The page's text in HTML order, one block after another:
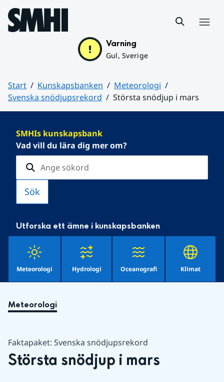
Hoppa till sidans innehåll
Varning
Gul, Sverige
Start Kunskapsbanken
Meteorologi
Svenska snödjupsrekord
Största snödjup i mars
SMHIs kunskapsbank
Vad vill du lära dig mer om?
Utforska ett ämne i kunskapsbanken
Meteorologi Hydrologi Oceanografi Klimat
Meteorologi
Faktapaket: Svenska snödjupsrekord
Största snödjup i mars